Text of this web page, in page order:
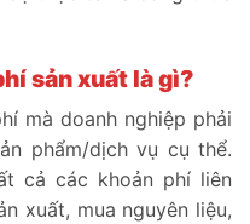
sản xuất là gì?
mà doanh nghiệp phải
phẩm/dịch vụ cụ thể.
cả các khoản phí liên
xuất, mua nguyên liệu,